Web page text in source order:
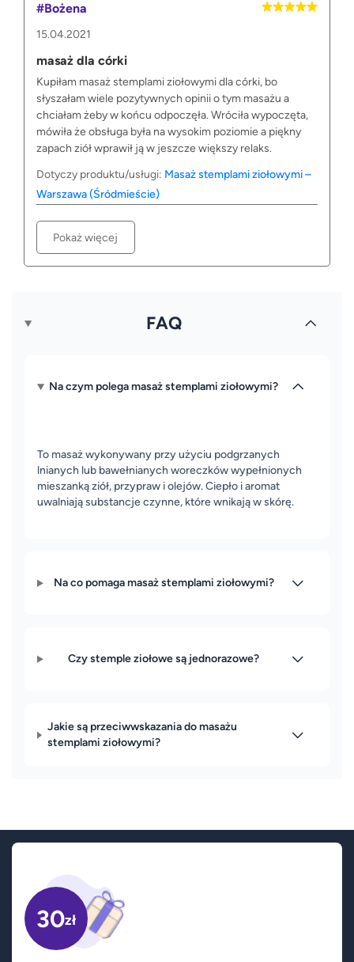
#Bożena
15.04.2021
masaż dla córki
Kupiłam masaż stemplami ziołowymi dla córki, bo
słyszałam wiele pozytywnych opinii o tym masażu a
chciałam żeby w końcu odpoczęła. Wróciła wypoczęta,
mówiła że obsługa była na wysokim poziomie a piękny
zapach ziół wprawił ją w jeszcze większy relaks.
Dotyczy produktu/usługi: Masaż stemplami ziołowymi –
Warszawa (Śródmieście)
Pokaż więcej
FAQ
Na czym polega masaż stemplami ziołowymi?
To masaż wykonywany przy użyciu podgrzanych
lnianych lub bawełnianych woreczków wypełnionych
mieszanką ziół, przypraw i olejów. Ciepło i aromat
uwalniają substancje czynne, które wnikają w skórę.
Na co pomaga masaż stemplami ziołowymi?
Czy stemple ziołowe są jednorazowe?
Jakie są przeciwwskazania do masażu
stemplami ziołowymi?
30zł